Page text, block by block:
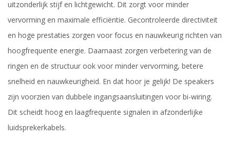
uitzonderlijk stijf en lichtgewicht. Dit zorgt voor minder
vervorming en maximale efficiëntie. Gecontroleerde directiviteit
en hoge prestaties zorgen voor focus en nauwkeurig richten van
hoogfrequente energie. Daarnaast zorgen verbetering van de
ringen en de structuur ook voor minder vervorming, betere
snelheid en nauwkeurigheid. En dat hoor je gelijk! De speakers
zijn voorzien van dubbele ingangsaansluitingen voor bi-wiring.
Dit scheidt hoog en laagfrequente signalen in afzonderlijke
luidsprekerkabels.